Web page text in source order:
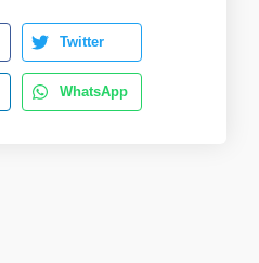
Twitter
WhatsApp